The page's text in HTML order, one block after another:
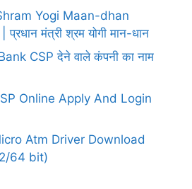
Yogi Maan-dhan
मंत्री श्रम योगी मान-धान
CSP देने वाले कंपनी का नाम
Online Apply And Login
Atm Driver Download
64 bit)